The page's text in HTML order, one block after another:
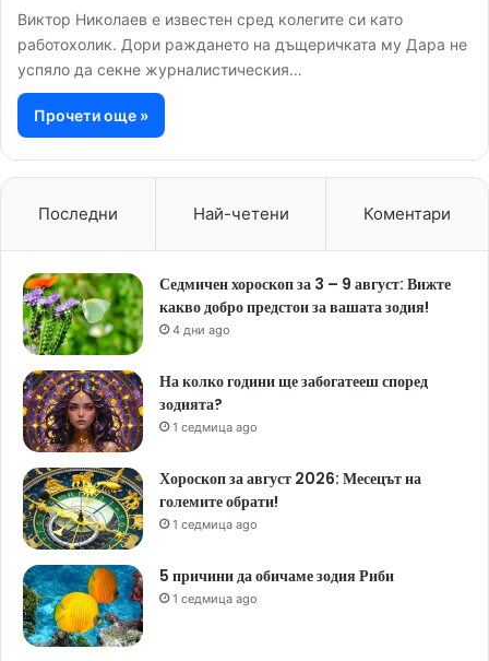
Виктор Николаев е известен сред колегите си като
работохолик. Дори раждането на дъщеричката му Дара не
успяло да секне журналистическия…
Прочети още »
Последни Най-четени Коментари
Седмичен хороскоп за 3 – 9 август: Вижте
какво добро предстои за вашата зодия!
4 дни ago
На колко години ще забогатееш според
зодията?
1 седмица ago
Хороскоп за август 2026: Месецът на
големите обрати!
1 седмица ago
5 причини да обичаме зодия Риби
1 седмица ago